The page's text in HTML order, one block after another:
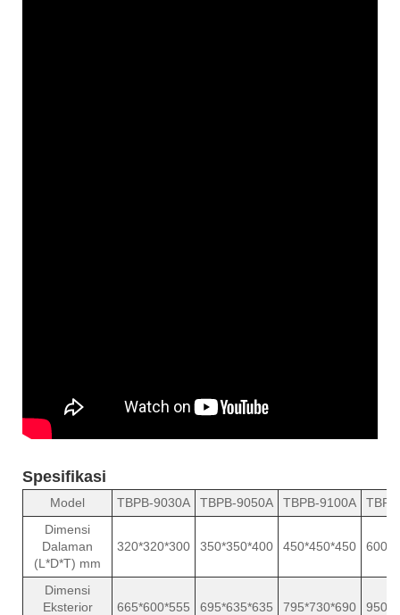
Spesifikasi
Model TBPB-9030A TBPB-9050A TBPB-9100A
Dimensi
Dalaman
(L*D*T) mm
320*320*300 350*350*400 450*450*450
Dimensi
Eksterior
665*600*555 695*635*635 795*730*690